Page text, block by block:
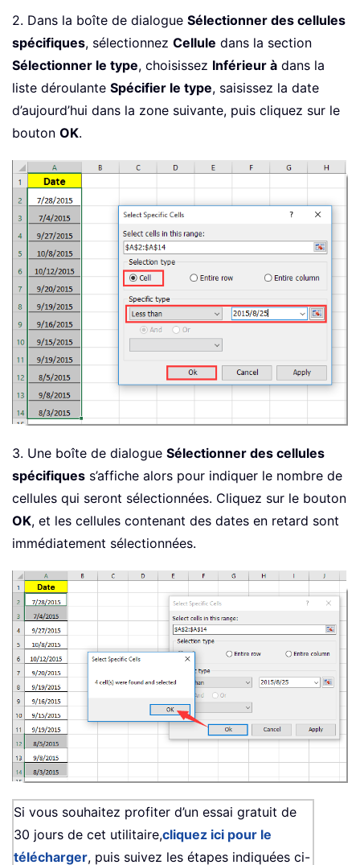
2. Dans la boîte de dialogue Sélectionner des cellules
spécifiques, sélectionnez Cellule dans la section
Sélectionner le type, choisissez Inférieur à dans la
liste déroulante Spécifier le type, saisissez la date
d’aujourd’hui dans la zone suivante, puis cliquez sur le
bouton OK.
3. Une boîte de dialogue Sélectionner des cellules
spécifiques s’affiche alors pour indiquer le nombre de
cellules qui seront sélectionnées. Cliquez sur le bouton
OK, et les cellules contenant des dates en retard sont
immédiatement sélectionnées.
Si vous souhaitez profiter d’un essai gratuit de
30 jours de cet utilitaire,cliquez ici pour le
télécharger, puis suivez les étapes indiquées ci-